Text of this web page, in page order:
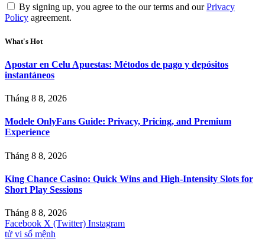
By signing up, you agree to the our terms and ourPrivacy
Policy agreement.
What's Hot
Apostar en Celu Apuestas: Métodos de pago y depósitos
instantáneos
Tháng 8 8, 2026
Modele OnlyFans Guide: Privacy, Pricing, and Premium
Experience
Tháng 8 8, 2026
King Chance Casino: Quick Wins and High-Intensity Slots for
Short Play Sessions
Tháng 8 8, 2026
Facebook X (Twitter) Instagram
tử vi số mệnh